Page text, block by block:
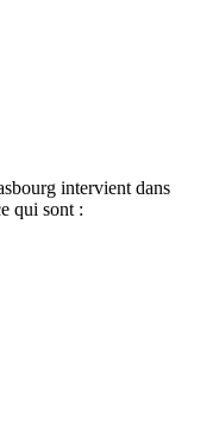
intervient dans
qui sont :